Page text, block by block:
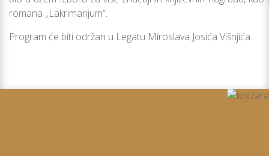
romana „Lakrimarijum“.
Program će biti održan u Legatu Miroslava Josića Višnjića.